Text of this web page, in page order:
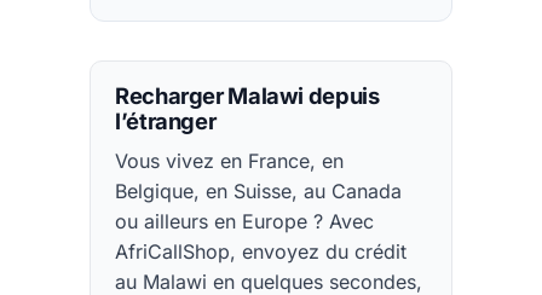
Recharger Malawi depuis
l’étranger
Vous vivez en France, en
Belgique, en Suisse, au Canada
ou ailleurs en Europe ? Avec
AfriCallShop, envoyez du crédit
au Malawi en quelques secondes,